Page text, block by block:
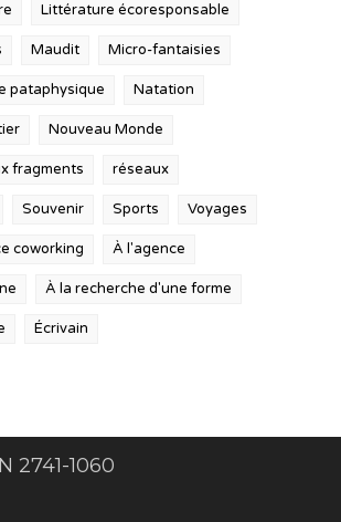
Littérature écoresponsable
Maudit Micro-fantaisies
pataphysique Natation
Nouveau Monde
fragments réseaux
Souvenir Sports Voyages
coworking À l'agence
À la recherche d'une forme
Écrivain
2741-1060